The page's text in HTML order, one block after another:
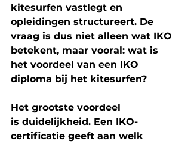
kitesurfen vastlegt en
opleidingen structureert. De
vraag is dus niet alleen wat IKO
betekent, maar vooral: wat is
het voordeel van een IKO
diploma bij het kitesurfen?
Het grootste voordeel
is duidelijkheid. Een IKO-
certificatie geeft aan welk